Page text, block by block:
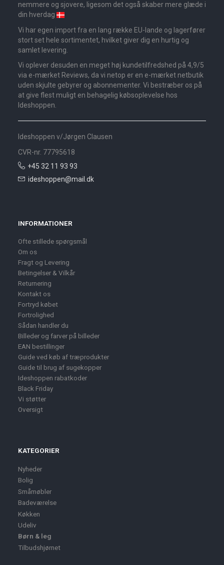
nemmere og sjovere, ligesom det også skaber mere glæde i
din hverdag
Vi har egen import fra en lang række EU-lande og lagerfører
stort set hele sortimentet, hvilket giver dig en hurtig og
samlet levering.
Vi oplever desuden en meget høj kundetilfredshed på 4,9/5
via e-mærket Reviews, da vi netop er en e-mærket netbutik
uden skjulte gebyrer og abonnementer. Vi bestræber os på
at give flest muligt en behagelig købsoplevelse hos
Ideshoppen.
Ideshoppen v/Jørgen Clausen
CVR-nr. 77795618
+45 32 11 93 93
ideshoppen@mail.dk
INFORMATIONER
Ofte stillede spørgsmål
Om os
Fragt og Levering
Betingelser & Vilkår
Returnering
Kontakt os
Fortryd købet
Fortrolighed
Sådan handler du
Billeder og farver på billeder
EAN bestillinger
Guide ved køb af træprodukter
Guide til brug af sugekopper
Ideshoppen rabatkoder
Black Friday
Vi støtter
Oversigt
KATEGORIER
Nyheder
Bolig
Småmøbler
Badeværelse
Køkken
Udeliv
Børn & leg
Tilbudshjørnet